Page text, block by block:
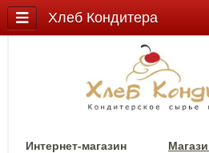
Интернет-магазин
Хлеб Кондитера